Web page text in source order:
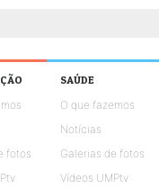
fotos
SAÚDE
O que fazemos
Notícias
Galerias de fotos
Vídeos UMPtv